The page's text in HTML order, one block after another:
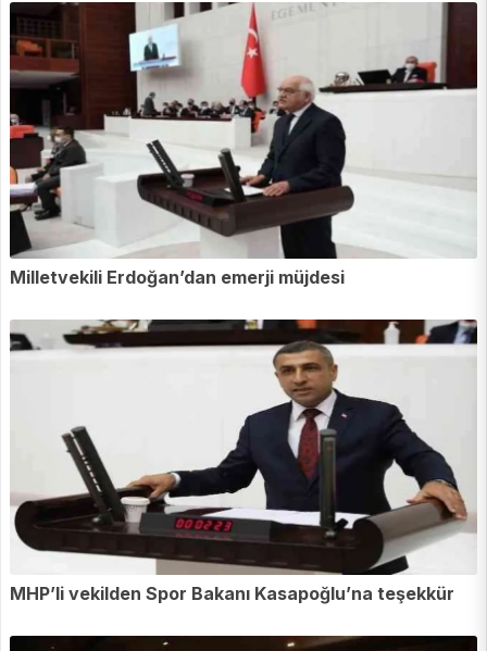
Milletvekili Erdoğan’dan emerji müjdesi
MHP’li vekilden Spor Bakanı Kasapoğlu’na teşekkür